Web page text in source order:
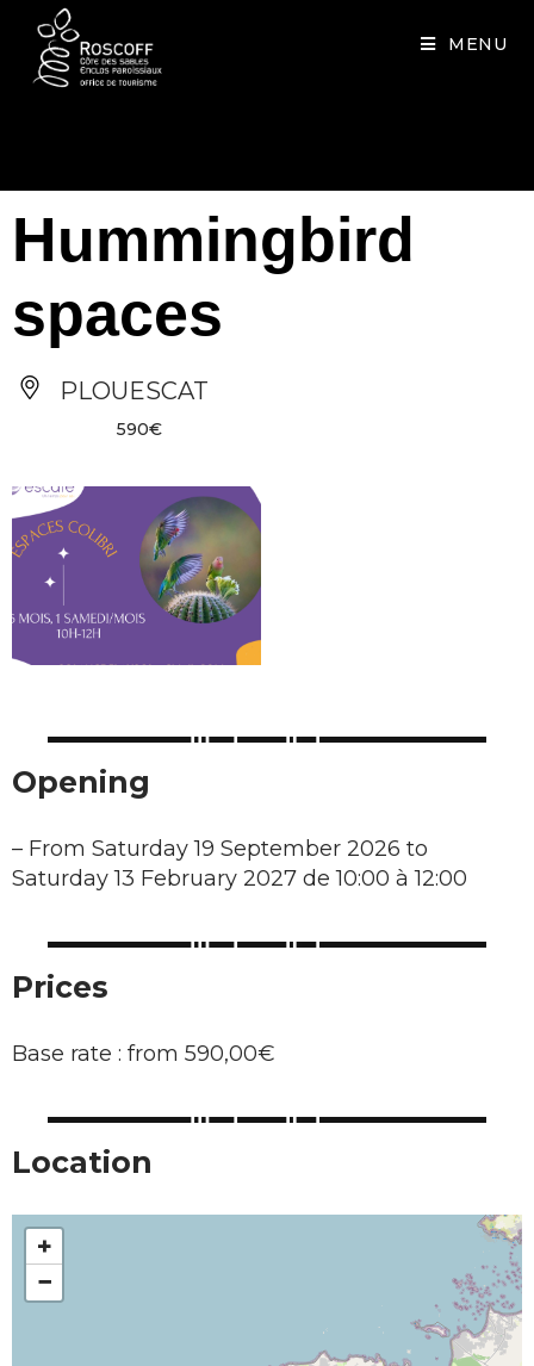
MENU
Hummingbird
spaces
PLOUESCAT
590€
Opening
– From Saturday 19 September 2026 to
Saturday 13 February 2027 de 10:00 à 12:00
Prices
Base rate : from 590,00€
Location
+
−
Cookies management panel